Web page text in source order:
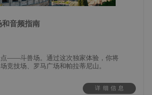
音频指南
——斗兽场。通过这次独家体验，你将
竞技场、罗马广场和帕拉蒂尼山。
详细信息